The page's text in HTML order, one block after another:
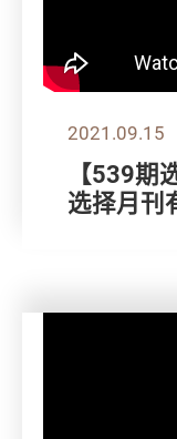
2021.09.15
【539期
选择月刊